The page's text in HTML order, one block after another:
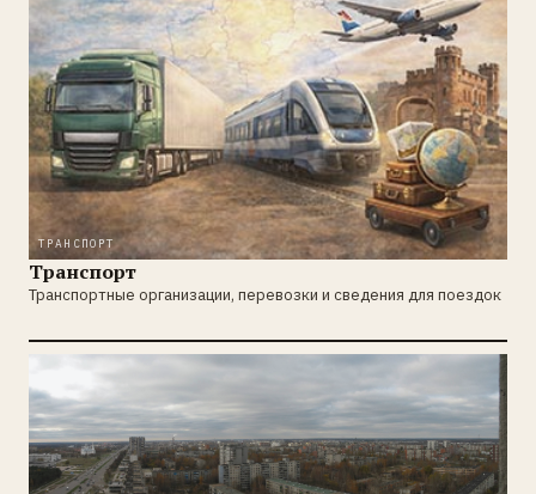
ТРАНСПОРТ
Транспорт
Транспортные организации, перевозки и сведения для поездок